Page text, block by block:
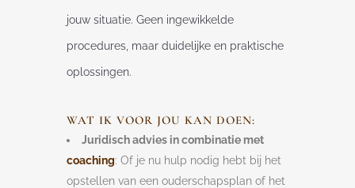
jouw situatie. Geen ingewikkelde
procedures, maar duidelijke en praktische
oplossingen.
WAT IK VOOR JOU KAN DOEN:
Juridisch advies in combinatie met
coaching: Of je nu hulp nodig hebt bij het
opstellen van een ouderschapsplan of het